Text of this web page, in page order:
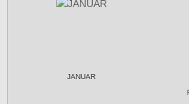
JANUAR